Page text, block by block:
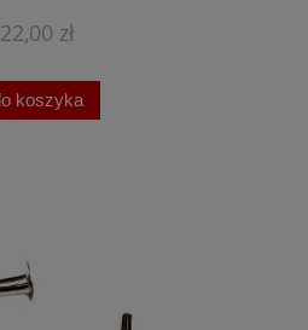
22,00 zł
koszyka